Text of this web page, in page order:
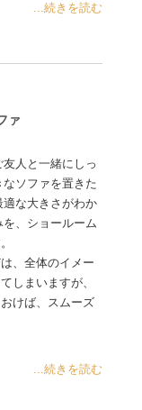
...続きを読む
ァ
人と一緒にしっ
ソファを置きた
適な大きさがわか
、ショールーム
、全体のイメー
しまいますが、
けば、スムーズ
...続きを読む